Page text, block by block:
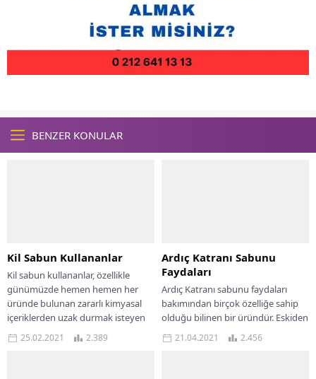
BENZER KONULAR
Kil Sabun Kullananlar
Kil sabun kullananlar, özellikle
günümüzde hemen hemen her
üründe bulunan zararlı kimyasal
içeriklerden uzak durmak isteyen
kişileri içermektedir. Ciltlerine
doğal...
25.02.2021 2.389
Ardıç Katranı Sabunu
Faydaları
Ardıç Katranı sabunu faydaları
bakımından birçok özelliğe sahip
olduğu bilinen bir üründür. Eskiden
beri cilt hastalıklarının tedavisinde
kullanıldığı da malumdur....
21.04.2021 2.456